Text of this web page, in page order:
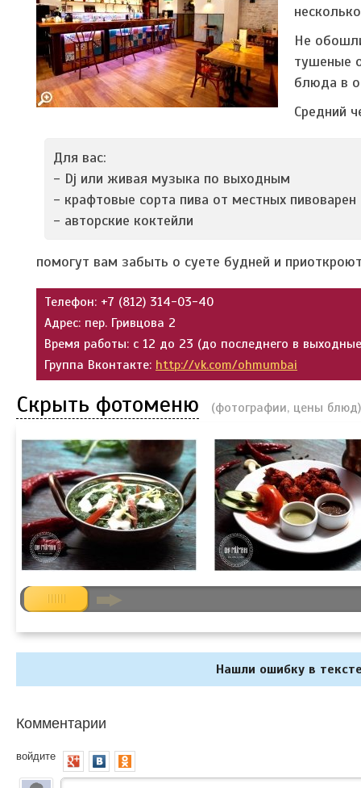
Не
тушеные
блюда в
Средний
Для вас:
- Dj или живая музыка по выходным
- крафтовые сорта пива от местных пивоварен
- авторские коктейли
помогут вам забыть о суете будней и
Телефон: +7 (812) 314-03-40
Адрес: пер. Гривцова 2
Время работы: с 12 до 23 (до последнего в
Группа Вконтакте: http://vk.com/ohmumbai
Скрыть фотоменю (фотографии, цены блюд)
Нашли ошибку в
Комментарии
войдите